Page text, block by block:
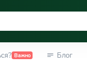
Важно Блог